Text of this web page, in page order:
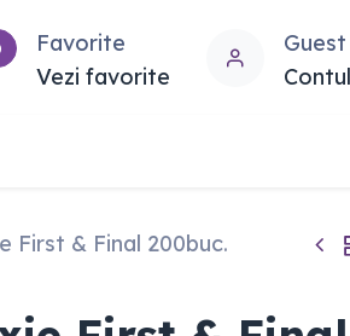
Favorite
Vezi favorite
Guest
First & Final 200buc.